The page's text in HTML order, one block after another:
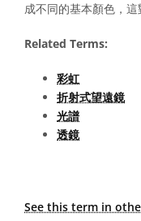
成不同的基本顏色，這
Related Terms:
彩虹
折射式望遠鏡
光譜
透鏡
See this term in